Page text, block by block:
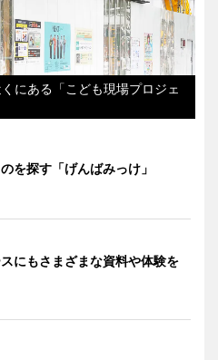
にある「こども現場プロジェ
を探す「げんばみっけ」
にもさまざまな資料や体験を